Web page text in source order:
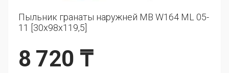
Пыльник гранаты наружней MB W164 ML 05-
11 [30x98x119,5]
8 720 ₸